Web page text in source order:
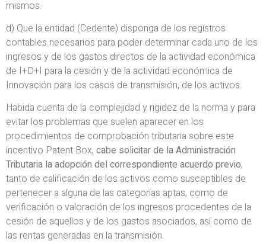
mismos.
d) Que la entidad (Cedente) disponga de los registros
contables necesarios para poder determinar cada uno de los
ingresos y de los gastos directos de la actividad económica
de I+D+I para la cesión y de la actividad económica de
Innovación para los casos de transmisión, de los activos.
Habida cuenta de la complejidad y rigidez de la norma y para
evitar los problemas que suelen aparecer en los
procedimientos de comprobación tributaria sobre este
incentivo Patent Box, cabe solicitar de la Administración
Tributaria la adopción del correspondiente acuerdo previo,
tanto de calificación de los activos como susceptibles de
pertenecer a alguna de las categorías aptas, como de
verificación o valoración de los ingresos procedentes de la
cesión de aquellos y de los gastos asociados, así como de
las rentas generadas en la transmisión.